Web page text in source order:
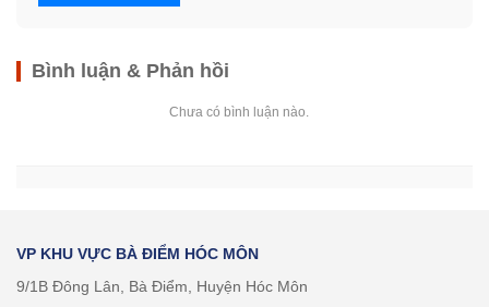
Bình luận & Phản hồi
Chưa có bình luận nào.
VP KHU VỰC BÀ ĐIỂM HÓC MÔN
9/1B Đông Lân, Bà Điểm, Huyện Hóc Môn